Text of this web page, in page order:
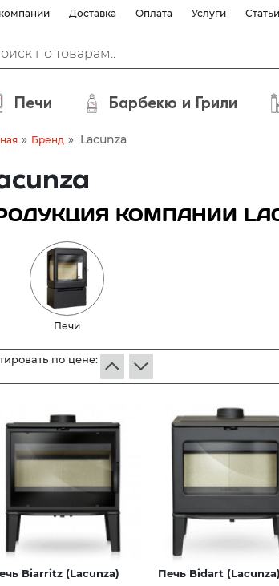
Доставка Оплата Услуги Статьи
Печи Барбекю и Грили
» Бренд » Lacunza
КОМПАНИИ
Печи
по цене:
Biarritz (Lacunza) Печь Bidart (Lacunza)